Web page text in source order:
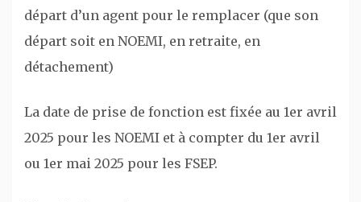
départ d’un agent pour le remplacer (que son
départ soit en NOEMI, en retraite, en
détachement)
La date de prise de fonction est fixée au 1er avril
2025 pour les NOEMI et à compter du 1er avril
ou 1er mai 2025 pour les FSEP.